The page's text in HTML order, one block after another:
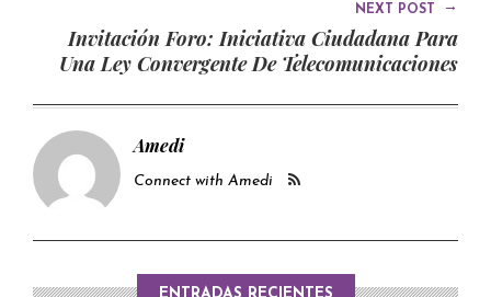
NEXT POST →
Invitación Foro: Iniciativa Ciudadana Para
Una Ley Convergente De Telecomunicaciones
Amedi
Connect with Amedi